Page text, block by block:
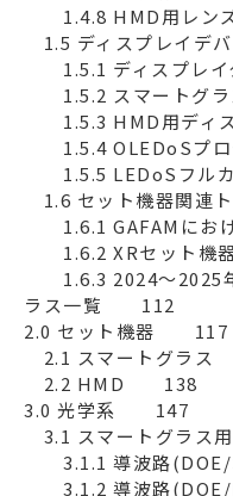
1.4.8 HMD用レンズ
1.5 ディスプレイデ
1.5.1 ディスプレイ
1.5.2 スマートグラ
1.5.3 HMD用ディス
1.5.4 OLEDoSプロ
1.5.5 LEDoSフルカ
1.6 セット機器関連
1.6.1 GAFAMにおけ
1.6.2 XRセット機器
1.6.3 2024～2025年
ラス一覧　　112
2.0 セット機器　　117
2.1 スマートグラス
2.2 HMD　　138
3.0 光学系　　147
3.1 スマートグラス
3.1.1 導波路(DOE/
3.1.2 導波路(DOE/